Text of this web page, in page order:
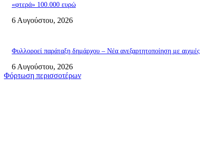
«φτερά» 100.000 ευρώ
6 Αυγούστου, 2026
Φυλλοροεί παράταξη δημάρχου – Νέα ανεξαρτητοποίηση με αιχμές
6 Αυγούστου, 2026
Φόρτωση περισσοτέρων